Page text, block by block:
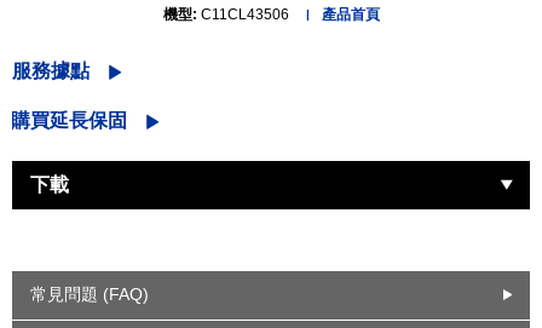
機型: C11CL43506 產品首頁
服務據點
購買延長保固
下載
常見問題 (FAQ)